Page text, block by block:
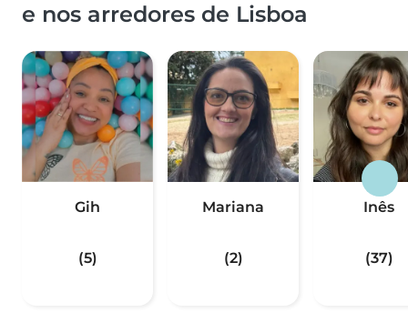
e nos arredores de Lisboa
Gih
(5)
Mariana
(2)
Inês
(37)